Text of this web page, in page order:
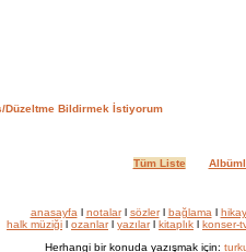
Düzeltme Bildirmek İstiyorum
Tüm Liste
anasayfa l notalarl sözlerl bağlama l
halk müziği l ozanlarl yazılarl kitaplık l konser-
Herhangi bir konuda yazışmak için: